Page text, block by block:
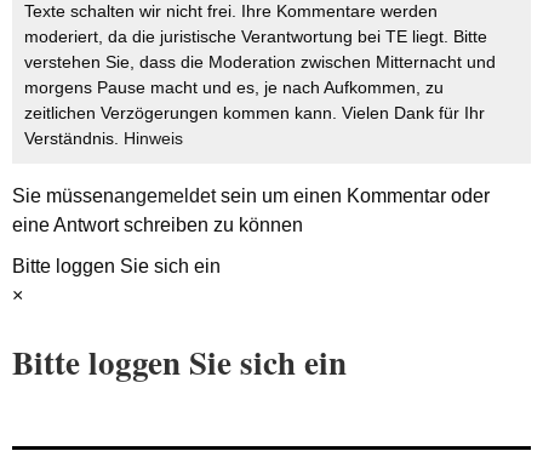
Texte schalten wir nicht frei. Ihre Kommentare werden
moderiert, da die juristische Verantwortung bei TE liegt. Bitte
verstehen Sie, dass die Moderation zwischen Mitternacht und
morgens Pause macht und es, je nach Aufkommen, zu
zeitlichen Verzögerungen kommen kann. Vielen Dank für Ihr
Verständnis. Hinweis
Sie müssenangemeldetsein um einen Kommentar oder
eine Antwort schreiben zu können
Bitte loggen Sie sich ein
×
Bitte loggen Sie sich ein